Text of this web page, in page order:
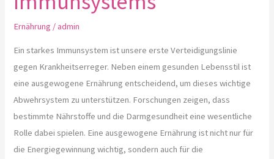
Ernährung /admin
Ein starkes Immunsystem ist unsere erste Verteidigungslinie
gegen Krankheitserreger. Neben einem gesunden Lebensstil ist
eine ausgewogene Ernährung entscheidend, um dieses wichtige
Abwehrsystem zu unterstützen. Forschungen zeigen, dass
bestimmte Nährstoffe und die Darmgesundheit eine wesentliche
Rolle dabei spielen. Eine ausgewogene Ernährung ist nicht nur für
die Energiegewinnung wichtig, sondern auch für die